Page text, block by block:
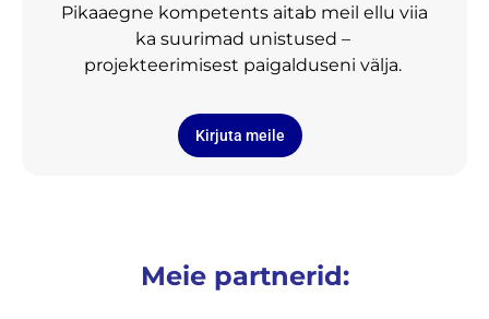
Pikaaegne kompetents aitab meil ellu viia
ka suurimad unistused –
projekteerimisest paigalduseni välja.
Kirjuta meile
Meie partnerid: